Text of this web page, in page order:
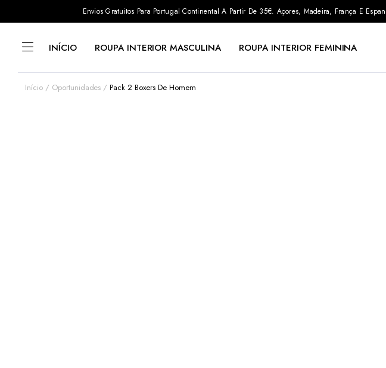
Envios Gratuitos Para Portugal Continental A Partir De 35€. Açores, Madeira, França E
INÍCIO ROUPA INTERIOR MASCULINA ROUPA INTERIOR FEMININA
Início Oportunidades Pack 2 Boxers De Homem